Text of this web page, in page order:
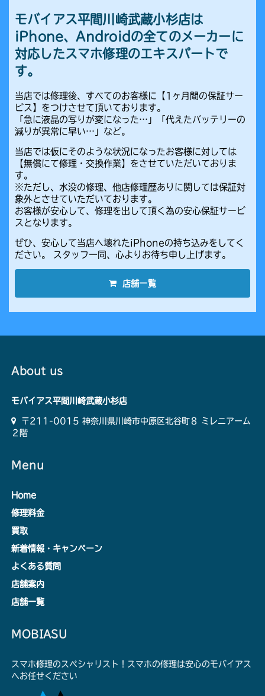
モバイアス平間川崎武蔵小杉店は
iPhone、Androidの全てのメーカーに
対応したスマホ修理のエキスパートで
す。
当店では修理後、すべてのお客様に【1ヶ月間の保証サー
ビス】をつけさせて頂いております。
「急に液晶の写りが変になった…」「代えたバッテリーの
減りが異常に早い…」など。
当店では仮にそのような状況になったお客様に対しては
【無償にて修理・交換作業】をさせていただいておりま
す。
※ただし、水没の修理、他店修理歴ありに関しては保証対
象外とさせていただいております。
お客様が安心して、修理を出して頂く為の安心保証サービ
スとなります。
ぜひ、安心して当店へ壊れたiPhoneの持ち込みをしてく
ださい。 スタッフ一同、心よりお待ち申し上げます。
店舗一覧
About us
モバイアス平間川崎武蔵小杉店
〒211-0015 神奈川県川崎市中原区北谷町８ ミレニアーム
２階
Menu
Home
修理料金
買取
新着情報・キャンペーン
よくある質問
店舗案内
店舗一覧
MOBIASU
スマホ修理のスペシャリスト！スマホの修理は安心のモバイアス
へお任せください